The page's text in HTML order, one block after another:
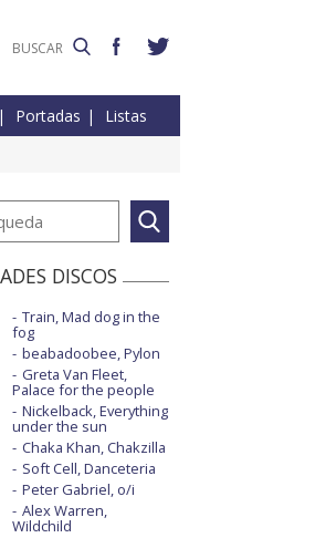
Portadas Listas
DISCOS
Train, Mad dog in the
fog
beabadoobee, Pylon
Greta Van Fleet,
Palace for the people
Nickelback, Everything
under the sun
Chaka Khan, Chakzilla
Soft Cell, Danceteria
Peter Gabriel, o/i
Alex Warren,
Wildchild